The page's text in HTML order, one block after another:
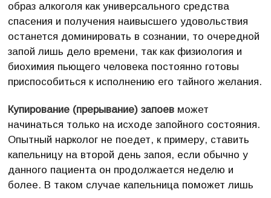
образ алкоголя как универсального средства
спасения и получения наивысшего удовольствия
останется доминировать в сознании, то очередной
запой лишь дело времени, так как физиология и
биохимия пьющего человека постоянно готовы
приспособиться к исполнению его тайного желания.
Купирование (прерывание) запоев может
начинаться только на исходе запойного состояния.
Опытный нарколог не поедет, к примеру, ставить
капельницу на второй день запоя, если обычно у
данного пациента он продолжается неделю и
более. В таком случае капельница поможет лишь